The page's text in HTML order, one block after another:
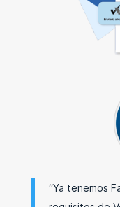
“Ya tenemos